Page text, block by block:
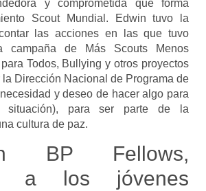
y comprometida que forma
Scout Mundial. Edwin tuvo la
las acciones en las que tuvo
campaña de Más Scouts Menos
Todos, Bullying y otros proyectos
Dirección Nacional de Programa de
y deseo de hacer algo para
situación), para ser parte de
la
cultura de paz.
BP Fellows,
a los jóvenes